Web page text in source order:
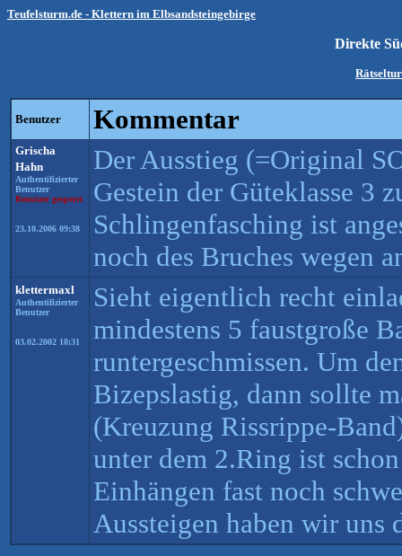
Teufelsturm.de - Klettern im Elbsandsteingebirge
Direkte
Benutzer Kommentar
Grischa
Hahn
Authentifizierter
Benutzer
Benutzer gesperrt
23.10.2006 09:38
Der Ausstieg (=Original
Gestein der Güteklasse 3
Schlingenfasching ist
noch des Bruches wegen
klettermaxl
Authentifizierter
Benutzer
03.02.2002 18:31
Sieht eigentlich recht
mindestens 5 faustgroße
runtergeschmissen. Um
Bizepslastig, dann sollte
(Kreuzung Rissrippe-
unter dem 2.Ring ist
Einhängen fast noch
Aussteigen haben wir uns